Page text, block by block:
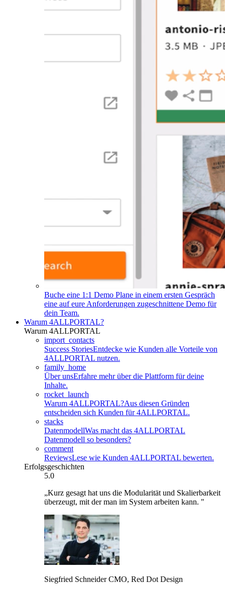
Buche eine 1:1 Demo Plane in einem ersten Gespräch
eine auf eure Anforderungen zugeschnittene Demo für
dein Team.
Warum 4ALLPORTAL?
Warum 4ALLPORTAL
import_contacts
Success StoriesEntdecke wie Kunden alle Vorteile von
4ALLPORTAL nutzen.
family_home
Über unsErfahre mehr über die Plattform für deine
Inhalte.
rocket_launch
Warum 4ALLPORTAL?Aus diesen Gründen
entscheiden sich Kunden für 4ALLPORTAL.
stacks
DatenmodellWas macht das 4ALLPORTAL
Datenmodell so besonders?
comment
ReviewsLese wie Kunden 4ALLPORTAL bewerten.
Erfolgsgeschichten
5.0
„Kurz gesagt hat uns die Modularität und Skalierbarkeit
überzeugt, mit der man im System arbeiten kann. "
Siegfried SchneiderCMO, Red Dot Design